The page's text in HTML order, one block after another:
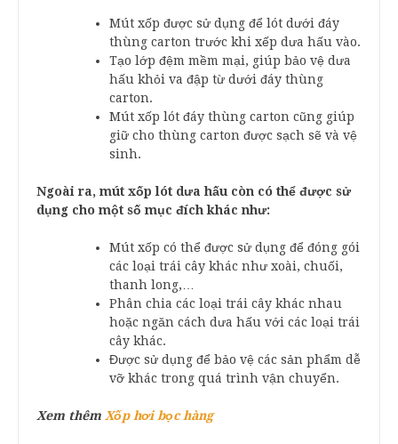
Mút xốp được sử dụng để lót dưới đáy
thùng carton trước khi xếp dưa hấu vào.
Tạo lớp đệm mềm mại, giúp bảo vệ dưa
hấu khỏi va đập từ dưới đáy thùng
carton.
Mút xốp lót đáy thùng carton cũng giúp
giữ cho thùng carton được sạch sẽ và vệ
sinh.
Ngoài ra, mút xốp lót dưa hấu còn có thể được sử
dụng cho một số mục đích khác như:
Mút xốp có thể được sử dụng để đóng gói
các loại trái cây khác như xoài, chuối,
thanh long,…
Phân chia các loại trái cây khác nhau
hoặc ngăn cách dưa hấu với các loại trái
cây khác.
Được sử dụng để bảo vệ các sản phẩm dễ
vỡ khác trong quá trình vận chuyển.
Xem thêm Xốp hơi bọc hàng